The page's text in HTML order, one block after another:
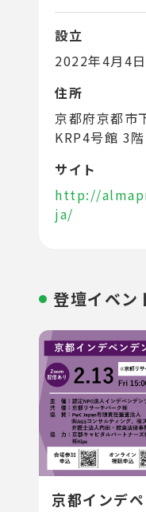
設立
2022年4月4日
住所
京都府京都市
KRP4号館 3
サイト
http://
ja/
登壇イベン
京都インデ